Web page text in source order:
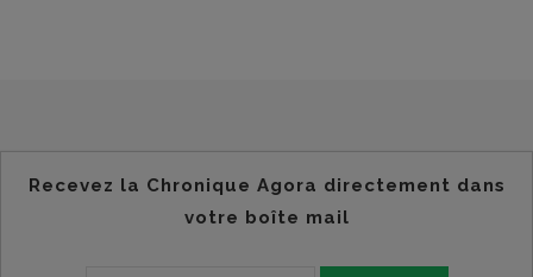
Recevez la Chronique Agora directement dans
votre boîte mail